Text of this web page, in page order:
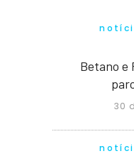
Betano e
30